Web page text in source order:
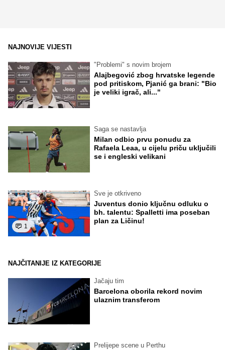
NAJNOVIJE VIJESTI
"Problemi" s novim brojem
Alajbegović zbog hrvatske legende
pod pritiskom, Pjanić ga brani: "Bio
je veliki igrač, ali..."
Saga se nastavlja
Milan odbio prvu ponudu za
Rafaela Leaa, u cijelu priču uključili
se i engleski velikani
1
Sve je otkriveno
Juventus donio ključnu odluku o
bh. talentu: Spalletti ima poseban
plan za Ličinu!
NAJČITANIJE IZ KATEGORIJE
Jačaju tim
Barcelona oborila rekord novim
ulaznim transferom
Prelijepe scene u Perthu